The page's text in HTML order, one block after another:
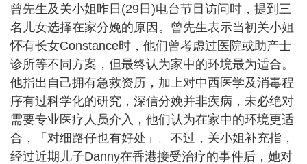
曾先生及关小姐昨日(29日)电台节目访问时，提到三
名儿女选择在家分娩的原因。曾先生表示当初关小姐
怀有长女Constance时，他们曾考虑过医院或助产士
诊所等不同方案，但最终认为家中的环境最为适合。
他指出自己拥有急救资历，加上对中西医学及消毒程
序有过科学化的研究，深信分娩并非疾病，未必绝对
需要专业医疗人员介入，他们认为在家中的环境更适
合，「对细路仔也有好处」。不过，关小姐补充指，
经过近期儿子Danny在香港接受治疗的事件后，她对